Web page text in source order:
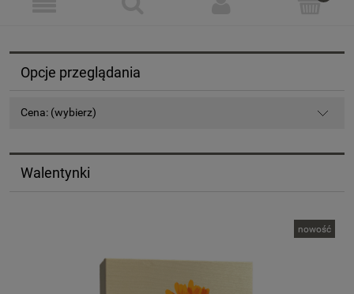
Opcje przeglądania
Cena: (wybierz)
Walentynki
nowość